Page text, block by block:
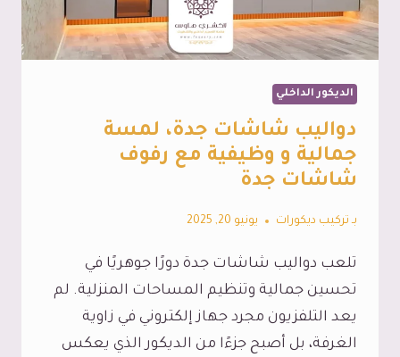
خشب
جدة
الديكور الداخلي
دواليب شاشات جدة، لمسة
جمالية و وظيفية مع رفوف
شاشات جدة
بـ تركيب ديكورات يونيو 20, 2025
تلعب دواليب شاشات جدة دورًا جوهريًا في
تحسين جمالية وتنظيم المساحات المنزلية. لم
يعد التلفزيون مجرد جهاز إلكتروني في زاوية
الغرفة، بل أصبح جزءًا من الديكور الذي يعكس